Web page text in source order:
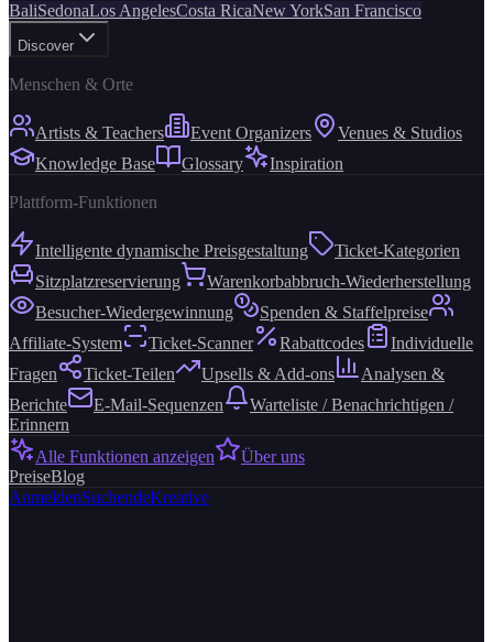
BaliSedonaLos AngelesCosta RicaNew YorkSan Francisco
Discover
Menschen & Orte
Artists & Teachers Event Organizers
Venues & Studios
Knowledge Base
Glossary Inspiration
Plattform-Funktionen
Intelligente dynamische Preisgestaltung
Ticket-Kategorien
Sitzplatzreservierung
Warenkorbabbruch-Wiederherstellung
Besucher-Wiedergewinnung
Spenden & Staffelpreise
Affiliate-System
Ticket-Scanner Rabattcodes
Individuelle
Fragen
Ticket-Teilen Upsells & Add-ons
Analysen &
Berichte
E-Mail-Sequenzen
Warteliste / Benachrichtigen /
Erinnern
Alle Funktionen anzeigen
Über uns
PreiseBlog
AnmeldenSuchendeKreative